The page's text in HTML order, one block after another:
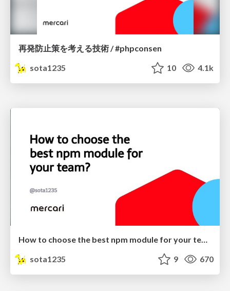
再発防止策を考える技術 / #phpconsen
sota1235
10 4.1k
How to choose the best npm module for your team?
sota1235
9 670